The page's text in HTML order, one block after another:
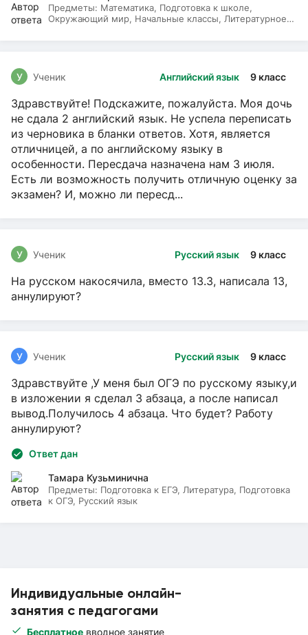
Индивидуальные онлайн-
занятия с педагогами
Бесплатное вводное занятие
Предметы: Математика, Подготовка к школе,
Окружающий мир, Начальные классы, Литературное
Английский язык 9 класс
У Ученик
Здравствуйте! Подскажите, пожалуйста. Моя дочь
не сдала 2 английский язык. Не успела переписать
из черновика в бланки ответов. Хотя, является
отличницей, а по английскому языку в
особенности. Пересдача назначена нам 3 июля.
Есть ли возможность получить отличную оценку за
экзамен? И, можно ли пересд...
Русский язык 9 класс
У Ученик
На русском накосячила, вместо 13.3, написала 13,
аннулируют?
Русский язык 9 класс
У Ученик
Здравствуйте ,У меня был ОГЭ по русскому языку,и
в изложении я сделал 3 абзаца, а после написал
вывод.Получилось 4 абзаца. Что будет? Работу
аннулируют?
Ответ дан
Тамара Кузьминична
Предметы: Подготовка к ЕГЭ, Литература, Подготовка
к ОГЭ, Русский язык